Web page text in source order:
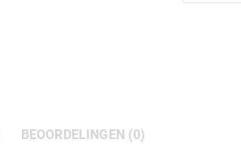
BEOORDELINGEN (0)